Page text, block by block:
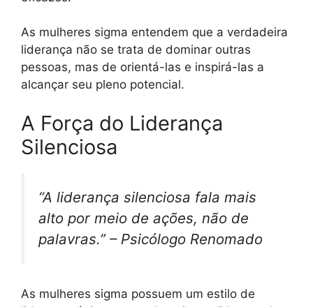
As mulheres sigma entendem que a verdadeira
liderança não se trata de dominar outras
pessoas, mas de orientá-las e inspirá-las a
alcançar seu pleno potencial.
A Força do Liderança
Silenciosa
“A liderança silenciosa fala mais
alto por meio de ações, não de
palavras.” – Psicólogo Renomado
As mulheres sigma possuem um estilo de